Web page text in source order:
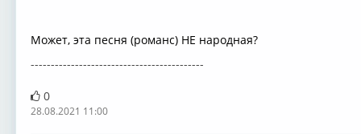
Может, эта песня (романс) НЕ народная?
-------------------------------------------
0
28.08.2021 11:00